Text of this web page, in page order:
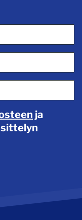
ja